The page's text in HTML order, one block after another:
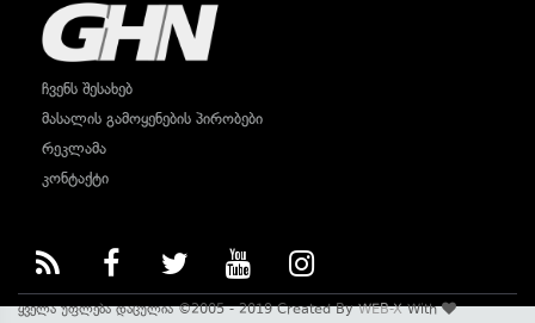
ჩვენს შესახებ
მასალის გამოყენების პირობები
რეკლამა
კონტაქტი
ყველა უფლება დაცულია ©2005 - 2019 Created ByWEB-XWith